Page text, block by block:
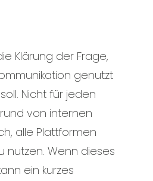
Klärung der Frage,
genutzt
Nicht für jeden
von internen
alle Plattformen
nutzen. Wenn dieses
ein kurzes